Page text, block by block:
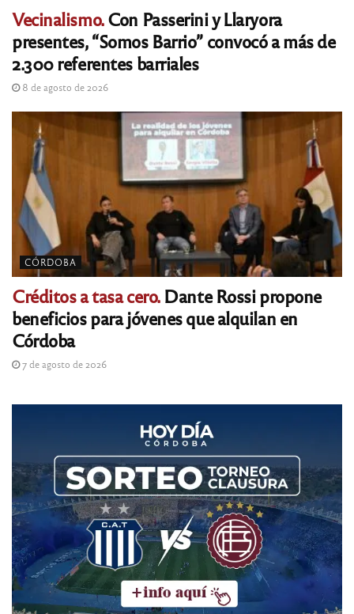
Vecinalismo.Con Passerini y Llaryora
presentes, “Somos Barrio” convocó a más de
2.300 referentes barriales
8 de agosto de 2026
CÓRDOBA
Créditos a tasa cero.Dante Rossi propone
beneficios para jóvenes que alquilan en
Córdoba
7 de agosto de 2026